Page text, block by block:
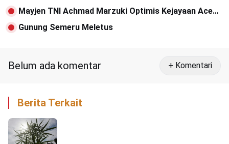
Mayjen TNI Achmad Marzuki Optimis Kejayaan Aceh
akan Kembali Seperti Masa Silam
Gunung Semeru Meletus
Belum ada komentar + Komentari
Berita Terkait